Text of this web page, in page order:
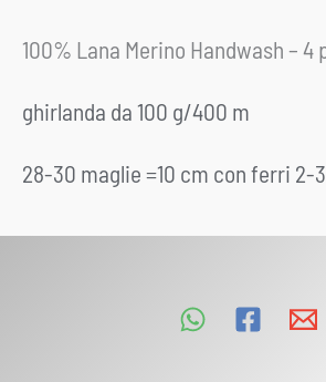
100% Lana Merino Handwash – 4
ghirlanda da 100 g/400 m
28-30 maglie =10 cm con ferri 2-